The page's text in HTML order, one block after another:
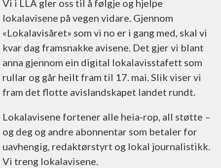
Vi i LLA gler oss til å følgje og hjelpe
lokalavisene på vegen vidare. Gjennom
«Lokalavisåret» som vi no er i gang med, skal vi
kvar dag framsnakke avisene. Det gjer vi blant
anna gjennom ein digital lokalavisstafett som
rullar og går heilt fram til 17. mai. Slik viser vi
fram det flotte avislandskapet landet rundt.
Lokalavisene fortener alle heia-rop, all støtte –
og deg og andre abonnentar som betaler for
uavhengig, redaktørstyrt og lokal journalistikk.
Vi treng lokalavisene.